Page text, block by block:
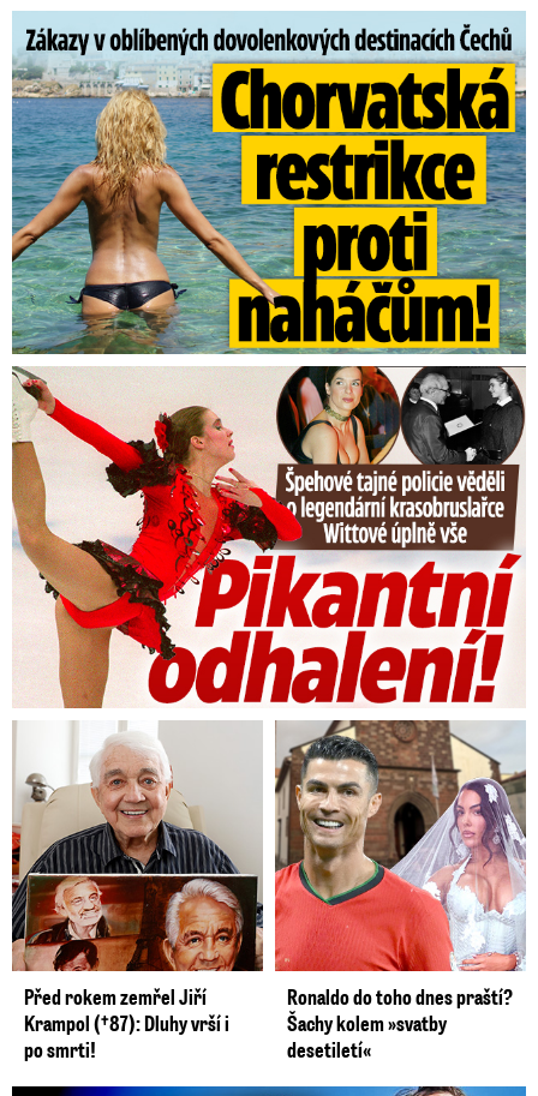
Zákazy v dovolenkových rájích: Restrikce proti naháčům!
Tajná policie špehovala krasobruslařku Wittovou: Pikantní ...
Před rokem zemřel Jiří
Krampol (†87): Dluhy vrší i
po smrti!
Ronaldo do toho dnes praští?
Šachy kolem »svatby
desetiletí«